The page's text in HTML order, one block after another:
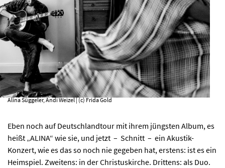
FOTOS
KONTAKT
Facebook Newsletter
Ticktes kaufen
Kontakt
Alina Süggeler, Andi Weizel | (c) Frida Gold
Eben noch auf Deutschlandtour mit ihrem jüngsten Album, es
heißt „ALINA“ wie sie, und jetzt – Schnitt – ein Akustik-
Konzert, wie es das so noch nie gegeben hat, erstens: ist es ein
Heimspiel. Zweitens: in der Christuskirche. Drittens: als Duo.